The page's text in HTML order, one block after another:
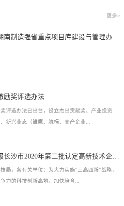
更多>
励奖评选办法
评选办法已出台，设立杰出贡献奖、产业投资
新兴业态（雏鹰、航标、高产企业...
2...
局，各有关单位：为大力实施“三高四新”战略，
力的科技创新高地，加快培育...